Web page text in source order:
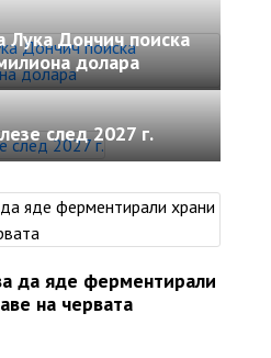
Лука Дончич поиска
долара
след 2027 г.
да яде ферментирали
на червата